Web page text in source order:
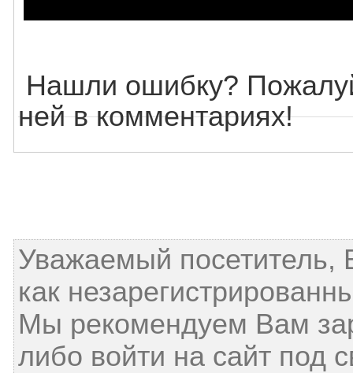
Нашли ошибку?
ней в комментариях!
Уважаемый посетитель,
как
Мы рекомендуем Вам
либо войти на сайт под